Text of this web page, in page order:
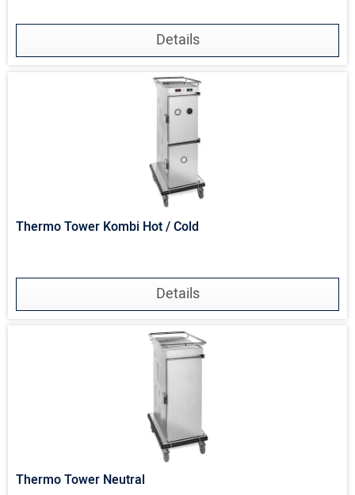
Details
Thermo Tower Kombi Hot / Cold
Details
Thermo Tower Neutral